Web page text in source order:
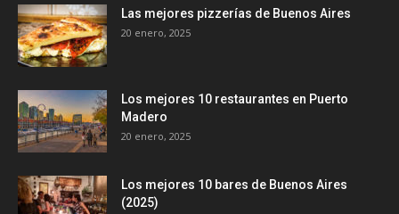
Las mejores pizzerías de Buenos Aires
20 enero, 2025
Los mejores 10 restaurantes en Puerto
Madero
20 enero, 2025
Los mejores 10 bares de Buenos Aires
(2025)